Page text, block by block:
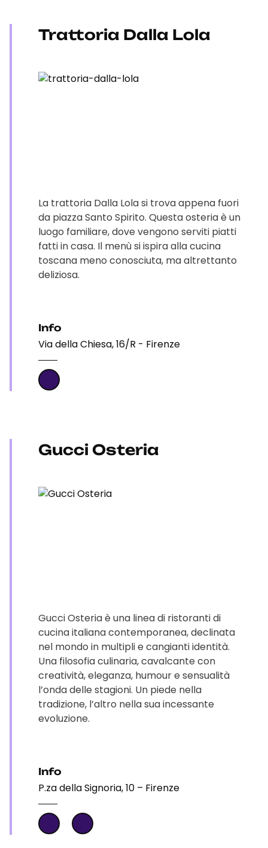
Trattoria Dalla Lola
La trattoria Dalla Lola si trova appena fuori
da piazza Santo Spirito. Questa osteria è un
luogo familiare, dove vengono serviti piatti
fatti in casa. Il menù si ispira alla cucina
toscana meno conosciuta, ma altrettanto
deliziosa.
Info
Via della Chiesa, 16/R - Firenze
Gucci Osteria
Gucci Osteria è una linea di ristoranti di
cucina italiana contemporanea, declinata
nel mondo in multipli e cangianti identità.
Una filosofia culinaria, cavalcante con
creatività, eleganza, humour e sensualità
l’onda delle stagioni. Un piede nella
tradizione, l’altro nella sua incessante
evoluzione.
Info
P.za della Signoria, 10 – Firenze